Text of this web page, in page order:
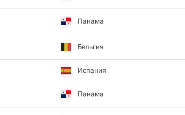
Панама
Бельгия
Испания
Панама